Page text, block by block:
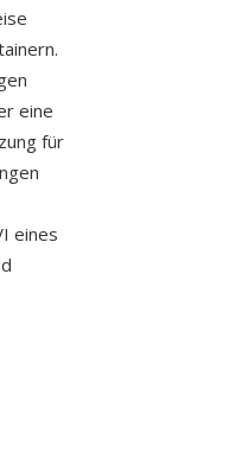
eine
für
eines